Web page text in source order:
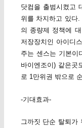
닷컴을 출범시켰고
위를 차지하고 있다
의 종량제 정책에
저장장치인 아이디
주는 센스는 기본이
바이엔조이) 같은곳
로 1만위권 밖으로
-기대효과-
그까짓 단순 탈퇴가